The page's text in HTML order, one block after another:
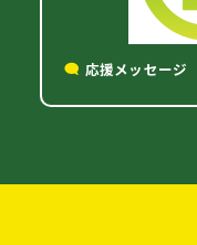
応援メッセージ